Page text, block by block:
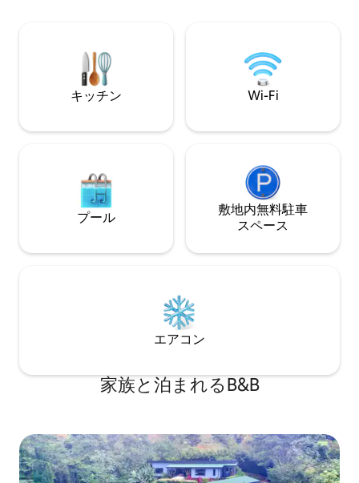
キッチン Wi-Fi
プール
敷地内無料駐⁠車
ス⁠ペ⁠ー⁠ス
エアコン
家族と泊まれるB&B